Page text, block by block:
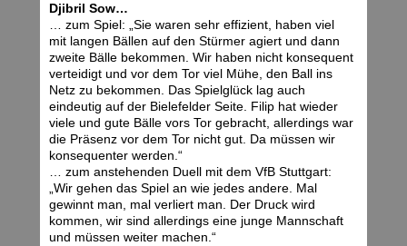
Djibril Sow…
… zum Spiel: „Sie waren sehr effizient, haben viel
mit langen Bällen auf den Stürmer agiert und dann
zweite Bälle bekommen. Wir haben nicht konsequent
verteidigt und vor dem Tor viel Mühe, den Ball ins
Netz zu bekommen. Das Spielglück lag auch
eindeutig auf der Bielefelder Seite. Filip hat wieder
viele und gute Bälle vors Tor gebracht, allerdings war
die Präsenz vor dem Tor nicht gut. Da müssen wir
konsequenter werden.“
… zum anstehenden Duell mit dem VfB Stuttgart:
„Wir gehen das Spiel an wie jedes andere. Mal
gewinnt man, mal verliert man. Der Druck wird
kommen, wir sind allerdings eine junge Mannschaft
und müssen weiter machen.“